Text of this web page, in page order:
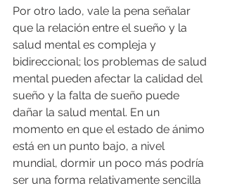
Por otro lado, vale la pena señalar
que la relación entre el sueño y la
salud mental es compleja y
bidireccional; los problemas de salud
mental pueden afectar la calidad del
sueño y la falta de sueño puede
dañar la salud mental. En un
momento en que el estado de ánimo
está en un punto bajo, a nivel
mundial, dormir un poco más podría
ser una forma relativamente sencilla